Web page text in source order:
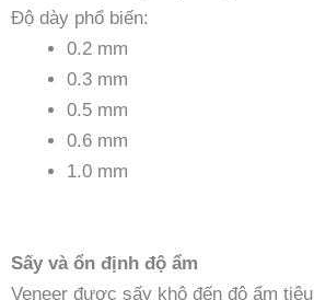
Độ dày phổ biến:
0.2 mm
0.3 mm
0.5 mm
0.6 mm
1.0 mm
Sấy và ổn định độ ẩm
Veneer được sấy khô đến độ ẩm tiêu